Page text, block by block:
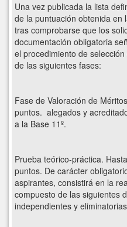
Una vez publicada la lista
de la puntuación obtenida en
tras comprobarse que los
documentación obligatoria
el procedimiento de
de las siguientes fases:
Fase de Valoración de
puntos. alegados y
a la Base 11º.
Prueba teórico-práctica.
puntos. De carácter
aspirantes, consistirá en la
compuesto de las siguientes
independientes y